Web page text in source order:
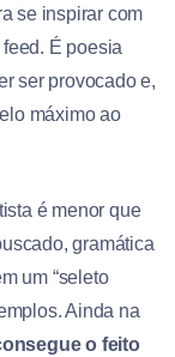
se inspirar com
É poesia
ser provocado e,
máximo ao
é menor que
gramática
um “seleto
Ainda na
o feito